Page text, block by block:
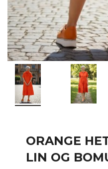
ORANGE
LIN OG